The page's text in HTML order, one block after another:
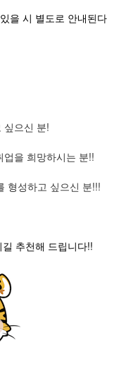
을 시 별도로 안내된다
싶으신 분!
을 희망하시는 분!!
형성하고 싶으신 분!!!
추천해 드립니다!!